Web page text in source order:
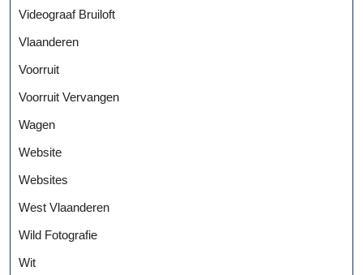
Videograaf Bruiloft
Vlaanderen
Voorruit
Voorruit Vervangen
Wagen
Website
Websites
West Vlaanderen
Wild Fotografie
Wit